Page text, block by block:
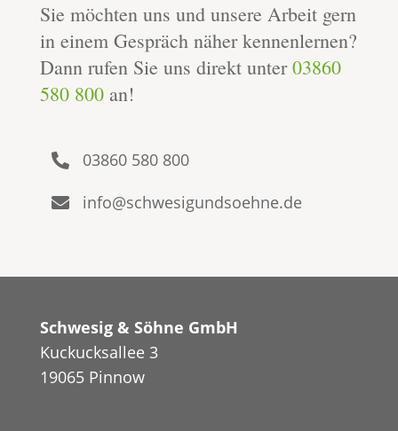
Sie möchten uns und unsere Arbeit gern
in einem Gespräch näher kennenlernen?
Dann rufen Sie uns direkt unter03860
580 800an!
 03860 580 800
 info@schwesigundsoehne.de
Schwesig & Söhne GmbH
Kuckucksallee 3
19065 Pinnow